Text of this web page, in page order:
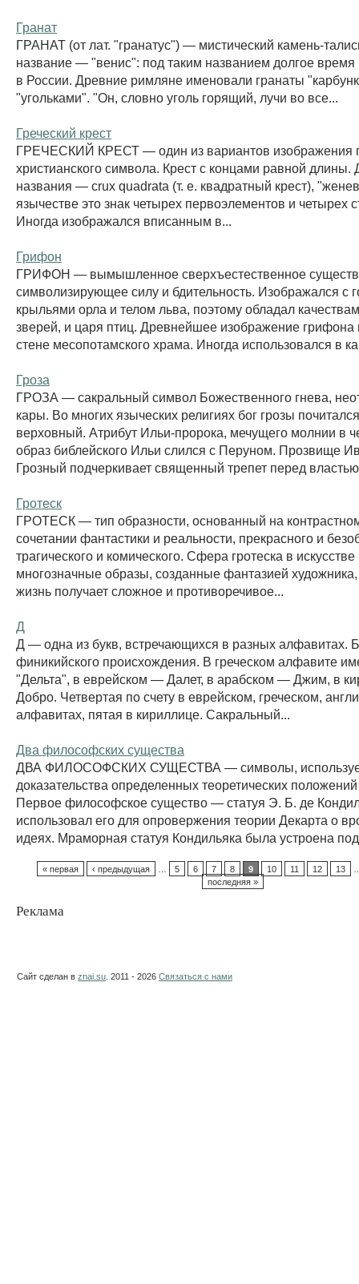
Гранат
ГРАНАТ (от лат. "гранатус") — мистический камень-
название — "венис": под таким названием долгое время
в России. Древние римляне именовали гранаты
"угольками". "Он, словно уголь горящий, лучи во все...
Греческий крест
ГРЕЧЕСКИЙ КРЕСТ — один из вариантов изображения
христианского символа. Крест с концами равной длины.
названия — crux quadrata (т. е. квадратный крест),
язычестве это знак четырех первоэлементов и четырех
Иногда изображался вписанным в...
Грифон
ГРИФОН — вымышленное сверхъестественное
символизирующее силу и бдительность. Изображался с
крыльями орла и телом льва, поэтому обладал
зверей, и царя птиц. Древнейшее изображение грифона
стене месопотамского храма. Иногда использовался в
Гроза
ГРОЗА — сакральный символ Божественного гнева,
кары. Во многих языческих религиях бог грозы
верховный. Атрибут Ильи-пророка, мечущего молнии в
образ библейского Ильи слился с Перуном. Прозвище
Грозный подчеркивает священный трепет перед
Гротеск
ГРОТЕСК — тип образности, основанный на
сочетании фантастики и реальности, прекрасного и
трагического и комического. Сфера гротеска в
многозначные образы, созданные фантазией
жизнь получает сложное и противоречивое...
Д
Д — одна из букв, встречающихся в разных алфавитах.
финикийского происхождения. В греческом алфавите
"Дельта", в еврейском — Далет, в арабском — Джим, в
Добро. Четвертая по счету в еврейском, греческом,
алфавитах, пятая в кириллице. Сакральный...
Два философских существа
ДВА ФИЛОСОФСКИХ СУЩЕСТВА — символы,
доказательства определенных теоретических
Первое философское существо — статуя Э. Б. де
использовал его для опровержения теории Декарта о
идеях. Мраморная статуя Кондильяка была устроена
« первая ‹ предыдущая 5 6 7 8 9 10 11 12 13
последняя »
Реклама
Сайт сделан в znai.su . 2011 - 2026 Связаться с нами